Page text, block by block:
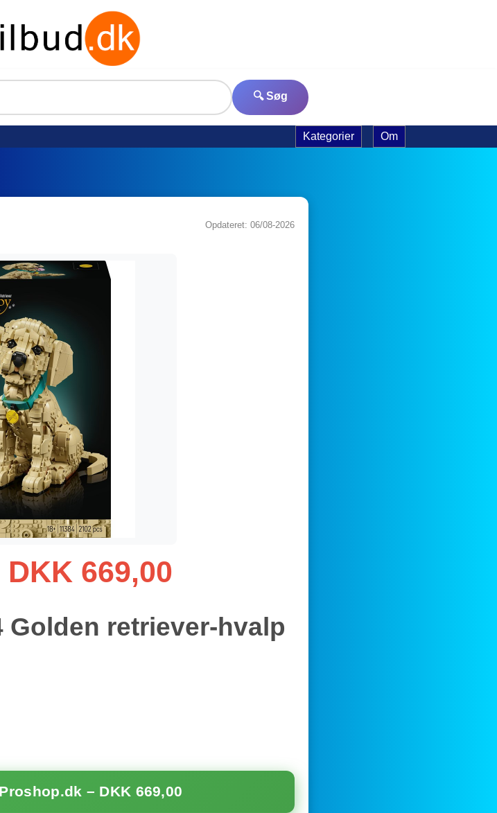
🔍 Søg
Kategorier Om
Opdateret: 06/08-2026
DKK 669,00
Golden retriever-hvalp
– DKK 669,00